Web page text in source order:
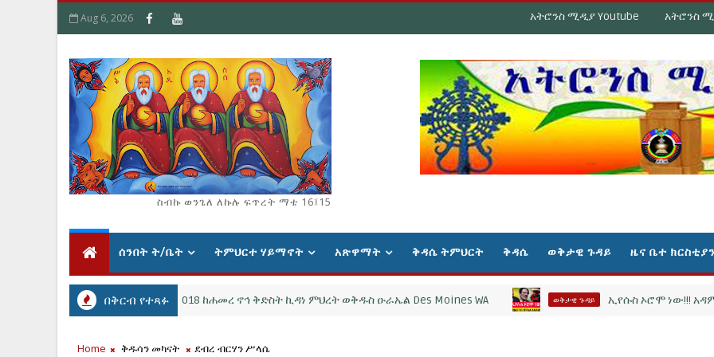
Aug 6, 2026 አትሮንስ ሚዲያ Youtube አትሮንስ
ስብኩ ወንጌለ ለኩሉ ፍጥረት ማቴ 16፤15
ሰንበት ት/ቤት ትምህርተ ሃይማኖት አጽዋማት ቅዳሴ ትምህርት ቅዳሴ ወቅታዊ ጉዳይ ዜና ቤተ ክርስቲያን
በቅርብ የተጻፉ
ሐምሌ ቅዱስ ዑራኤል ማኅሌት 2018 ከሐመረ ኖኅ ቅድስት ኪዳነ ምህረት ወቅዱስ ዑራኤል Des Moines WA ወቅታዊ ጉዳይ ኢየሱስ ኦሮሞ ነው!!! አዳምና ሔዋን
Home ቅዱሳን መካናት ደብረ ብርሃን ሥላሴ